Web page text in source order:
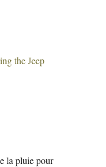
la pluie pour